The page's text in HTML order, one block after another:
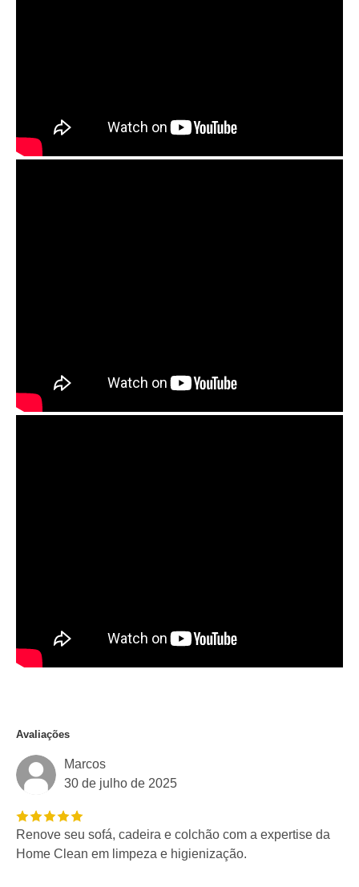
Avaliações
Marcos
30 de julho de 2025
Renove seu sofá, cadeira e colchão com a expertise da
Home Clean em limpeza e higienização.